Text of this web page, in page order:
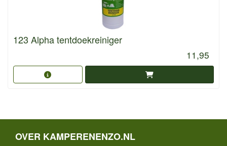
123 Alpha tentdoekreiniger
11,95
OVER KAMPERENENZO.NL